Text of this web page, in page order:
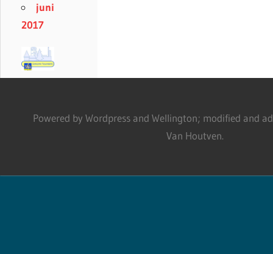
juni
2017
Powered by Wordpress and Wellington; modified and
Van Houtven.